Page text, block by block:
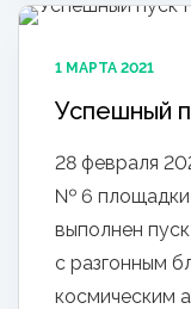
1 МАРТА 2021
Успешный
28 февраля
№ 6
выполнен
с разгонным
космическим